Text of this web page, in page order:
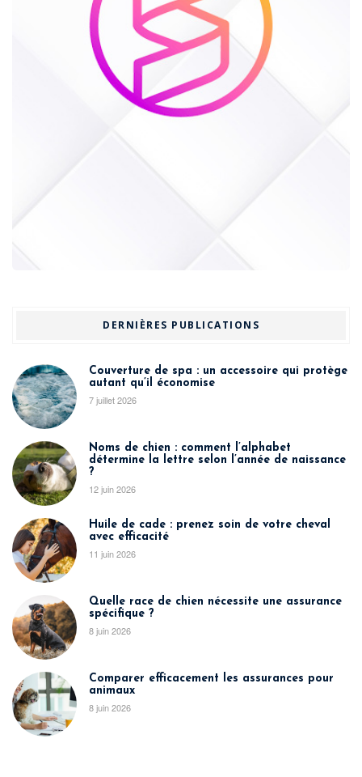
DERNIÈRES PUBLICATIONS
Couverture de spa : un accessoire qui protège
autant qu’il économise
7 juillet 2026
Noms de chien : comment l’alphabet
détermine la lettre selon l’année de naissance
?
12 juin 2026
Huile de cade : prenez soin de votre cheval
avec efficacité
11 juin 2026
Quelle race de chien nécessite une assurance
spécifique ?
8 juin 2026
Comparer efficacement les assurances pour
animaux
8 juin 2026